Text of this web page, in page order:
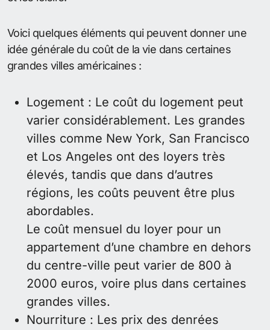
Voici quelques éléments qui peuvent donner une
idée générale du coût de la vie dans certaines
grandes villes américaines :
Logement : Le coût du logement peut
varier considérablement. Les grandes
villes comme New York, San Francisco
et Los Angeles ont des loyers très
élevés, tandis que dans d’autres
régions, les coûts peuvent être plus
abordables.
Le coût mensuel du loyer pour un
appartement d’une chambre en dehors
du centre-ville peut varier de 800 à
2000 euros, voire plus dans certaines
grandes villes.
Nourriture : Les prix des denrées